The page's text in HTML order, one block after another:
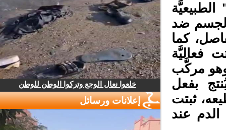
ضد
كما
فعاليَّة
مركَّب
بفعل
ثبتت
عند
خلعوا نعال الوجع وتركوا الوطن للوطن
إعلانات ورسائل